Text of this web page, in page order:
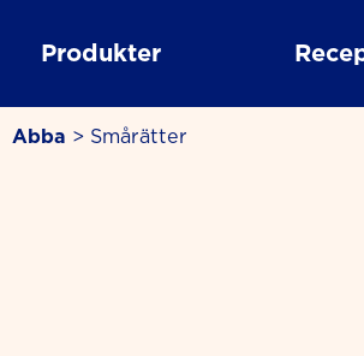
Produkter
Abba > Smårätter